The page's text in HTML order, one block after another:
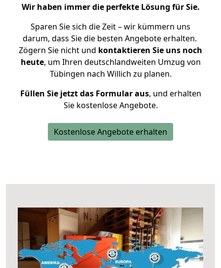
Wir haben immer die perfekte Lösung für Sie.
Sparen Sie sich die Zeit – wir kümmern uns
darum, dass Sie die besten Angebote erhalten.
Zögern Sie nicht und kontaktieren Sie uns noch
heute, um Ihren deutschlandweiten Umzug von
Tübingen nach Willich zu planen.
Füllen Sie jetzt das Formular aus, und erhalten
Sie kostenlose Angebote.
Kostenlose Angebote erhalten